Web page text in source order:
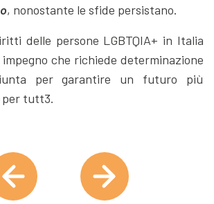
, nonostante le sfide persistano.
delle persone LGBTQIA+ in Italia
che richiede determinazione
per garantire un futuro più
per tutt3.